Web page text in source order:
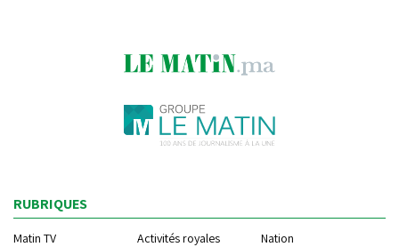
RUBRIQUES
Matin TV Activités royales
Nation